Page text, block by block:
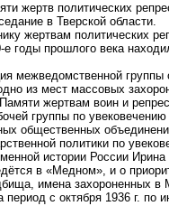
жертв политических
в Тверской области.
жертвам политических
е годы прошлого века
межведомственной
из мест массовых
жертвам воин и
группы по
общественных
политики по
истории России
в «Медном», и о
имена захороненных
период с октября 1936 г.